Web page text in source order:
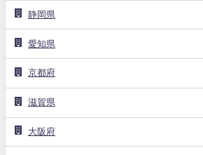
静岡県
愛知県
京都府
滋賀県
大阪府